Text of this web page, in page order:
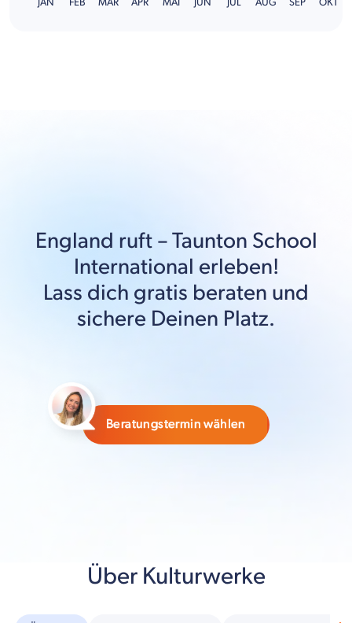
England ruft –Taunton School
International erleben!
Lass dich gratis beraten und
sichere Deinen Platz.
Beratungstermin wählen
Über Kulturwerke